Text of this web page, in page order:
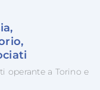
operante a Torino e